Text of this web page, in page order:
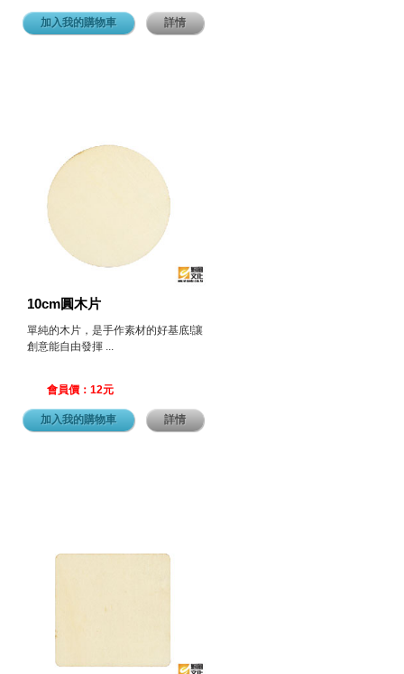
加入我的購物車 詳情
10cm圓木片
單純的木片，是手作素材的好基底!讓
創意能自由發揮 ...
會員價：12元
加入我的購物車 詳情